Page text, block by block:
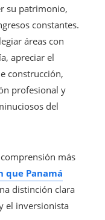
su patrimonio,
constantes.
áreas con
apreciar el
construcción,
profesional y
del
más
que Panamá
distinción clara
el inversionista